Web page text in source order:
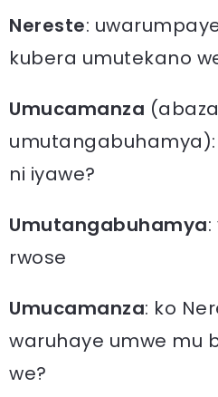
Nereste:
kubera umutekano
Umucamanza (abaza
ni iyawe?
Umutangabuhamya
rwose
Umucamanza: ko
waruhaye umwe mu
we?